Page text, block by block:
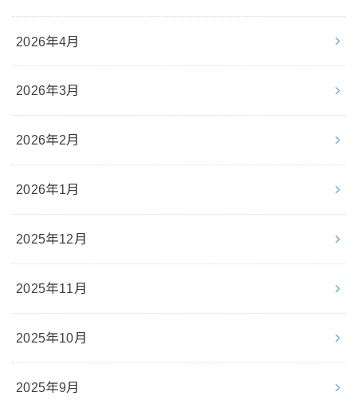
2026年4月
2026年3月
2026年2月
2026年1月
2025年12月
2025年11月
2025年10月
2025年9月